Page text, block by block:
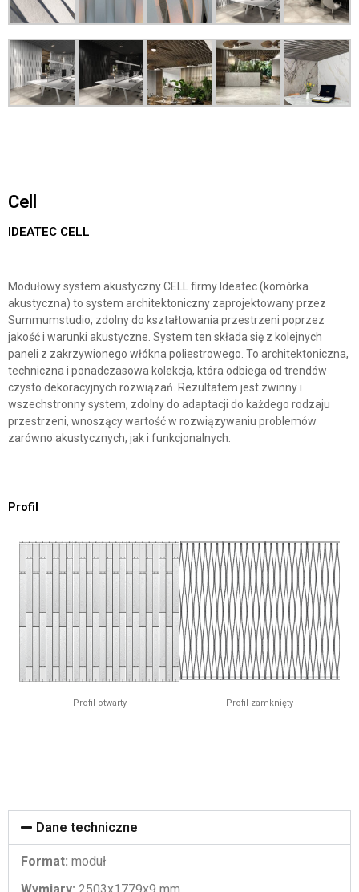
Cell
IDEATEC CELL
Modułowy system akustyczny CELL firmy Ideatec (komórka
akustyczna) to system architektoniczny zaprojektowany przez
Summumstudio, zdolny do kształtowania przestrzeni poprzez
jakość i warunki akustyczne. System ten składa się z kolejnych
paneli z zakrzywionego włókna poliestrowego. To architektoniczna,
techniczna i ponadczasowa kolekcja, która odbiega od trendów
czysto dekoracyjnych rozwiązań. Rezultatem jest zwinny i
wszechstronny system, zdolny do adaptacji do każdego rodzaju
przestrzeni, wnoszący wartość w rozwiązywaniu problemów
zarówno akustycznych, jak i funkcjonalnych.
Profil
Profil otwarty Profil zamknięty
Dane techniczne
Format: moduł